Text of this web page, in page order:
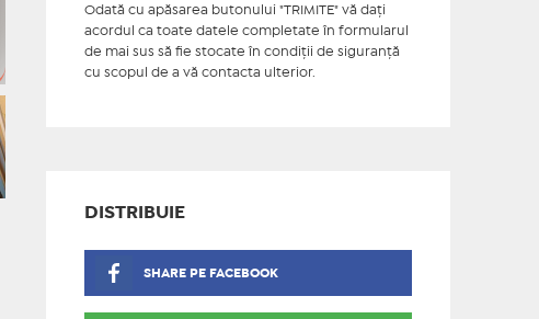
Odată cu apăsarea butonului "TRIMITE" vă daţi
acordul ca toate datele completate în formularul
de mai sus să fie stocate în condiţii de siguranţă
cu scopul de a vă contacta ulterior.
DISTRIBUIE
SHARE PE FACEBOOK